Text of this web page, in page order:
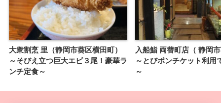
大衆割烹 里（静岡市葵区横田町）
～そびえ立つ巨大エビ３尾！豪華ラ
ンチ定食～
入船鮨 両替町店（ 静岡
～とびポンチケット利用
～